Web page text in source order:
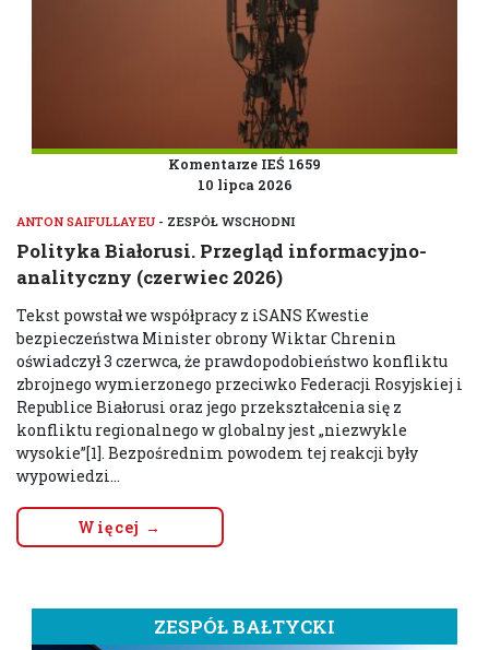
Komentarze IEŚ 1659
10 lipca 2026
ANTON SAIFULLAYEU - ZESPÓŁ WSCHODNI
Polityka Białorusi. Przegląd informacyjno-
analityczny (czerwiec 2026)
Tekst powstał we współpracy z iSANS Kwestie
bezpieczeństwa Minister obrony Wiktar Chrenin
oświadczył 3 czerwca, że prawdopodobieństwo konfliktu
zbrojnego wymierzonego przeciwko Federacji Rosyjskiej i
Republice Białorusi oraz jego przekształcenia się z
konfliktu regionalnego w globalny jest „niezwykle
wysokie”[1]. Bezpośrednim powodem tej reakcji były
wypowiedzi...
Więcej →
ZESPÓŁ BAŁTYCKI